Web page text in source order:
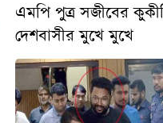
এমপি পুত্র সজীবের
দেশবাসীর মুখে মুখে